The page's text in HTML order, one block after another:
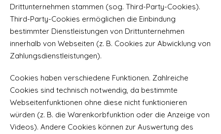
Drittunternehmen stammen (sog. Third-Party-Cookies).
Third-Party-Cookies ermöglichen die Einbindung
bestimmter Dienstleistungen von Drittunternehmen
innerhalb von Webseiten (z. B. Cookies zur Abwicklung von
Zahlungsdienstleistungen).
Cookies haben verschiedene Funktionen. Zahlreiche
Cookies sind technisch notwendig, da bestimmte
Webseitenfunktionen ohne diese nicht funktionieren
würden (z. B. die Warenkorbfunktion oder die Anzeige von
Videos). Andere Cookies können zur Auswertung des